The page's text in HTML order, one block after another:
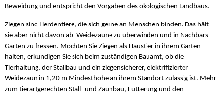
Beweidung und entspricht den Vorgaben des ökologischen Landbaus.
Ziegen sind Herdentiere, die sich gerne an Menschen binden. Das hält
sie aber nicht davon ab, Weidezäune zu überwinden und in Nachbars
Garten zu fressen. Möchten Sie Ziegen als Haustier in ihrem Garten
halten, erkundigen Sie sich beim zuständigen Bauamt, ob die
Tierhaltung, der Stallbau und ein ziegensicherer, elektrifizierter
Weidezaun in 1,20 m Mindesthöhe an ihrem Standort zulässig ist. Mehr
zum tierartgerechten Stall- und Zaunbau, Fütterung und den